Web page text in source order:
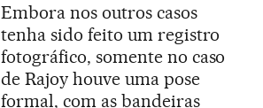
Embora nos outros casos
tenha sido feito um registro
fotográfico, somente no caso
de Rajoy houve uma pose
formal, com as bandeiras